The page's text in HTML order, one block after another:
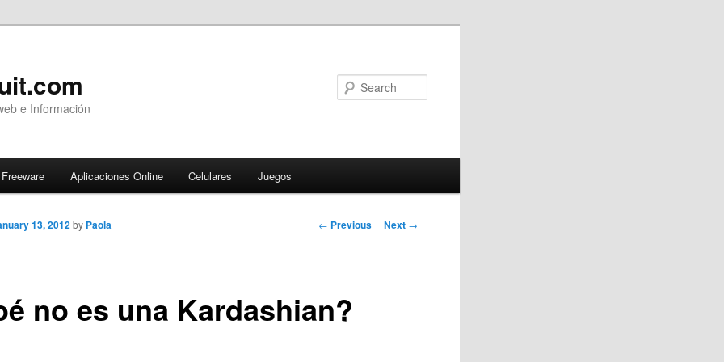
e Información
Freeware Aplicaciones Online Celulares Juegos
Post
← Previous Next →
no es una Kardashian?
13, 2012 by Paola